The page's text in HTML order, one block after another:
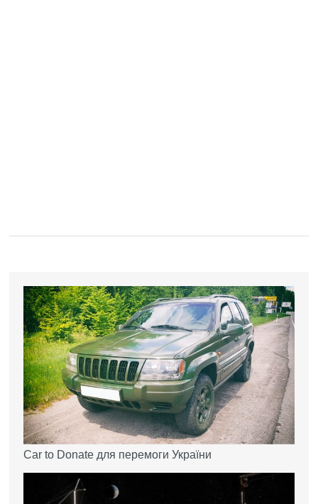
Car to Donate для перемоги України